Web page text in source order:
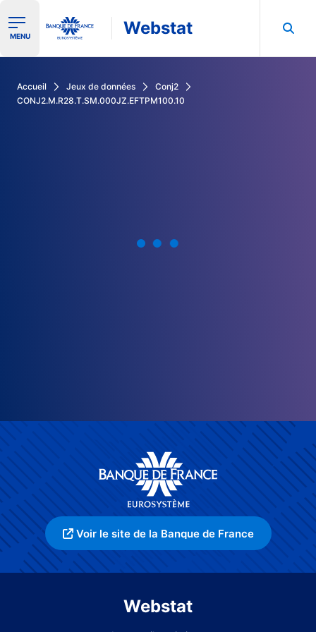
Ouvrir le menu de navigation
MENU Webstat
Accueil Jeux de données
Conj2
CONJ2.M.R28.T.SM.000JZ.EFTPM100.10
Voir le site de la Banque de France
Webstat